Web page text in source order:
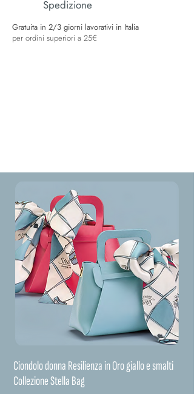
Spedizione
Gratuita in 2/3 giorni lavorativi in Italia
per ordini superiori a 25€
Ciondolo donna Resilienza in Oro giallo e smalti
Collezione Stella Bag